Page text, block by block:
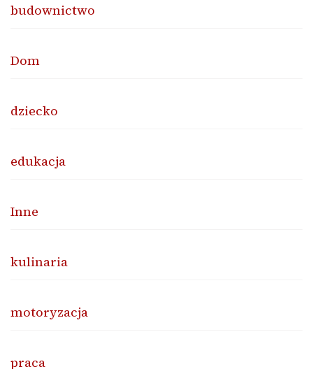
budownictwo
Dom
dziecko
edukacja
Inne
kulinaria
motoryzacja
praca